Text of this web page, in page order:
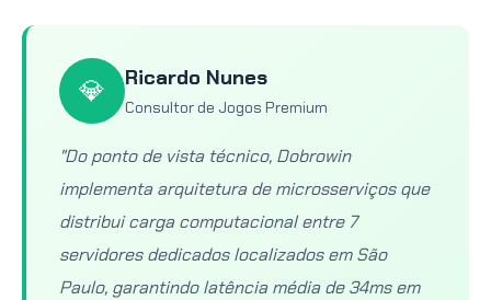
💎 Ricardo Nunes
Consultor de Jogos Premium
"Do ponto de vista técnico, Dobrowin
implementa arquitetura de microsserviços que
distribui carga computacional entre 7
servidores dedicados localizados em São
Paulo, garantindo latência média de 34ms em